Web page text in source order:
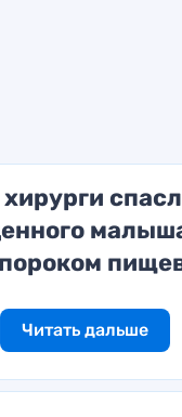
Читать дальше